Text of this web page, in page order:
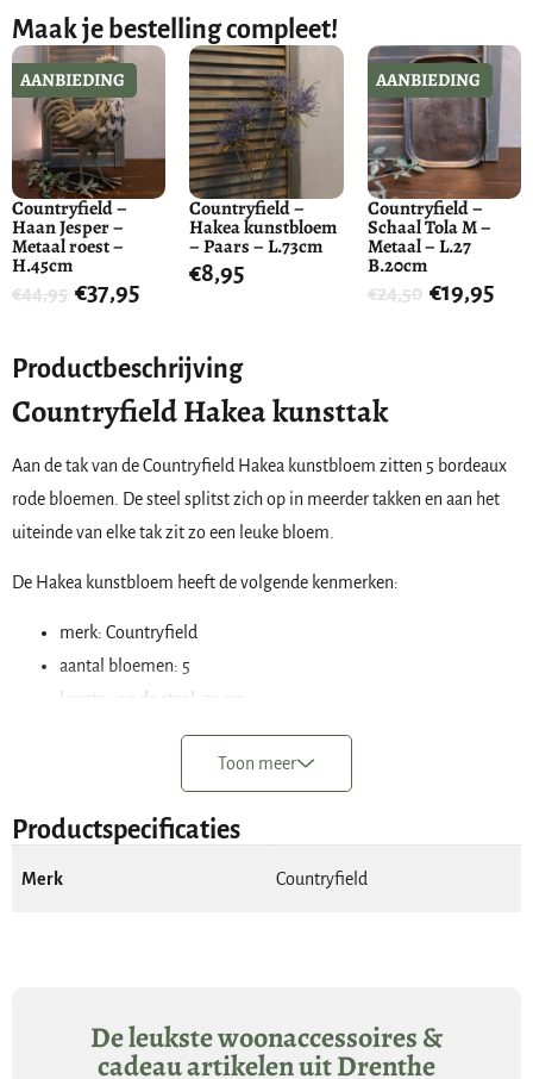
Productbeschrijving
Countryfield Hakea kunsttak
Aan de tak van de Countryfield Hakea kunstbloem zitten 5 bordeaux
rode bloemen. De steel splitst zich op in meerder takken en aan het
uiteinde van elke tak zit zo een leuke bloem.
De Hakea kunstbloem heeft de volgende kenmerken:
merk: Countryfield
aantal bloemen: 5
lengte van de steel: 73 cm
kleur: bordeaux rood.
De lengte van de tak is ongeveer 73 cm. Wil je de steel graag inkorten
eenvoudig aan op het formaat van je vaas.
Vind je het lastig om een goede keuze te maken bij de aankoop van
Toon meer
Productspecificaties
Merk Countryfield
Maak je bestelling compleet!
AANBIEDING
Countryfield –
Haan Jesper –
Metaal roest –
H.45cm
€44,95 €37,95
Countryfield –
Hakea kunstbloem
– Paars – L.73cm
€8,95
AANBIEDING
Countryfield –
Schaal Tola M –
Metaal – L.27
B.20cm
€24,50 €19,95
De leukste woonaccessoires &
cadeau artikelen uit Drenthe